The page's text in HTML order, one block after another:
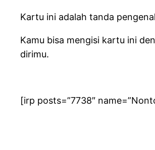
Kartu ini adalah tanda
Kamu bisa mengisi kartu ini
dirimu.
[irp posts=”7738″